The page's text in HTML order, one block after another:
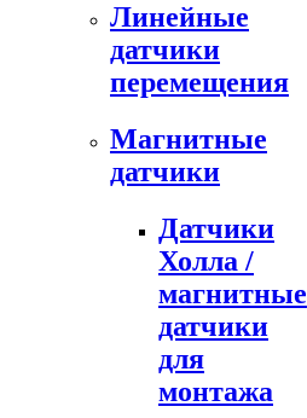
Линейные
датчики
перемещения
Магнитные
датчики
Датчики
Холла /
магнитные
датчики
для
монтажа